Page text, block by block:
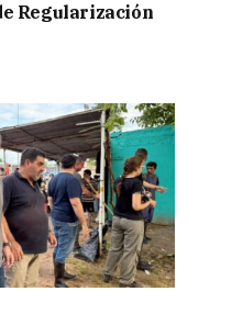
Regularización